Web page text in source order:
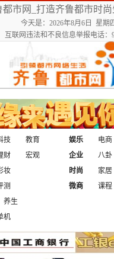
都市网_打造齐鲁都市时
今天是：2026年8月6日 星期
互联网违法和不良信息举报电话：
技
教育
财 宏观
娱乐 电商
企业
八卦
妆
测
时尚 家居
微商
课程
养生
机